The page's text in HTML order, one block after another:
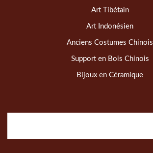
Art Tibétain
Art Indonésien
Anciens Costumes Chinois
Support en Bois Chinois
Bijoux en Céramique